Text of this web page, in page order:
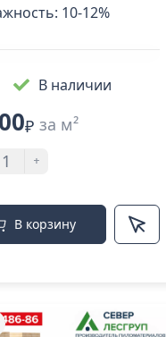
10-12%
В наличии
₽ за м²
+
В корзину